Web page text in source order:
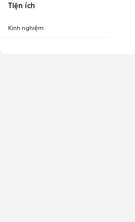
Tiện ích
Kinh nghiệm